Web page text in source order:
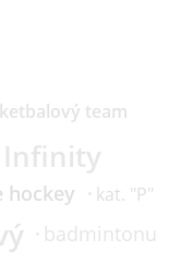
team
Infinity
hockey kat. "P"
badmintonu